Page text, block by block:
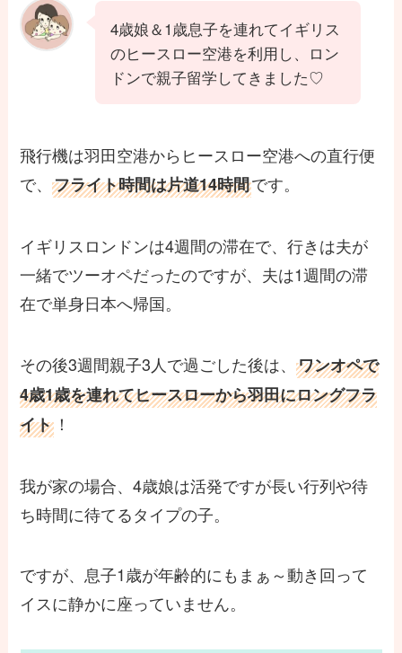
4歳娘＆1歳息子を連れてイギリス
のヒースロー空港を利用し、ロン
ドンで親子留学してきました♡
飛行機は羽田空港からヒースロー空港への直行便
で、フライト時間は片道14時間です。
イギリスロンドンは4週間の滞在で、行きは夫が
一緒でツーオペだったのですが、夫は1週間の滞
在で単身日本へ帰国。
その後3週間親子3人で過ごした後は、ワンオペで
4歳1歳を連れてヒースローから羽田にロングフラ
イト ！
我が家の場合、4歳娘は活発ですが長い行列や待
ち時間に待てるタイプの子。
ですが、息子1歳が年齢的にもまぁ～動き回って
イスに静かに座っていません。